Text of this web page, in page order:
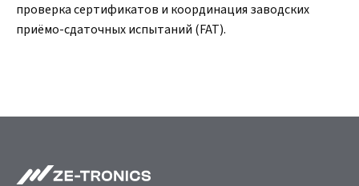
проверка сертификатов и координация заводских
приёмо-сдаточных испытаний (FAT).